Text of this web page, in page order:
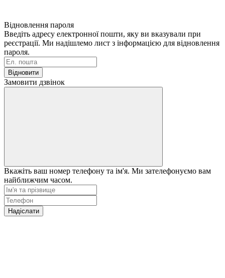
Відновлення пароля
Введіть адресу електронної пошти, яку ви вказували при
реєстрації. Ми надішлемо лист з інформацією для відновлення
пароля.
Відновити
Замовити дзвінок
Вкажіть ваш номер телефону та ім'я. Ми зателефонуємо вам
найближчим часом.
Надіслати